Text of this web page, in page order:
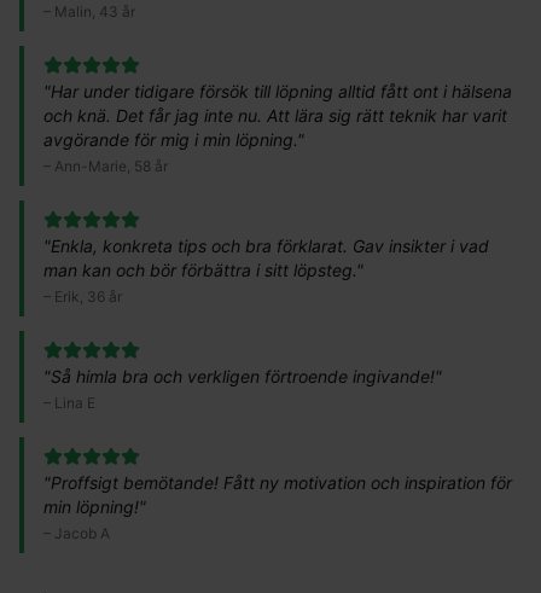
– Malin, 43 år
"Har under tidigare försök till löpning alltid fått ont i hälsena
och knä. Det får jag inte nu. Att lära sig rätt teknik har varit
avgörande för mig i min löpning."
– Ann-Marie, 58 år
"Enkla, konkreta tips och bra förklarat. Gav insikter i vad
man kan och bör förbättra i sitt löpsteg."
– Erik, 36 år
"Så himla bra och verkligen förtroende ingivande!"
– Lina E
"Proffsigt bemötande! Fått ny motivation och inspiration för
min löpning!"
– Jacob A